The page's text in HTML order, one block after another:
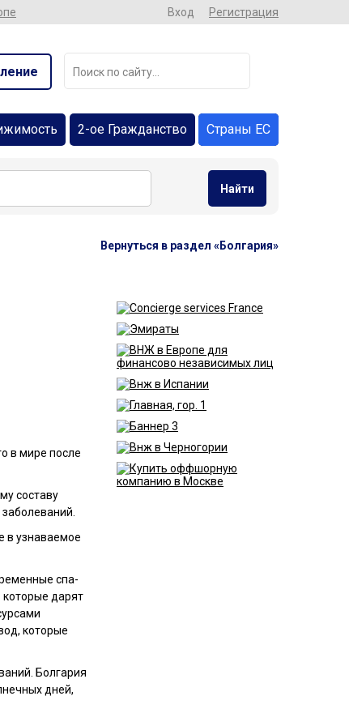
Вход Регистрация
2-ое Гражданство Страны ЕС
Найти
Вернуться в раздел «Болгария»
в мире после
составу
в узнаваемое
спа-
дарят
которые
Болгария
дней,